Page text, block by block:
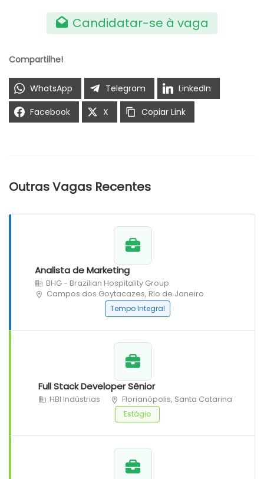
Candidatar-se à vaga
Compartilhe!
WhatsApp Telegram
LinkedIn
Facebook
X Copiar Link
Outras Vagas Recentes
Analista de Marketing
BHG - Brazilian Hospitality Group
Campos dos Goytacazes, Rio de Janeiro
Tempo Integral
Full Stack Developer Sênior
HBI Indústrias Florianópolis, Santa Catarina
Estágio